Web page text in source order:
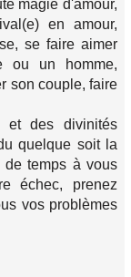
magie d'amour,
en amour,
se faire aimer
ou un homme,
son couple, faire
et des divinités
quelque soit la
de temps à vous
échec, prenez
vos problèmes